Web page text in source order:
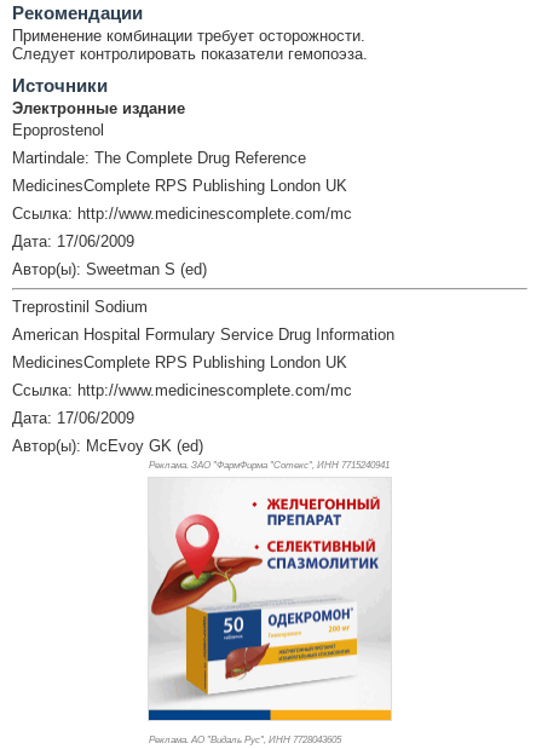
Рекомендации
Применение комбинации требует осторожности.
Следует контролировать показатели гемопоэза.
Источники
Электронные издание
Epoprostenol
Martindale: The Complete Drug Reference
MedicinesComplete RPS Publishing London UK
Ссылка: http://www.medicinescomplete.com/mc
Дата: 17/06/2009
Автор(ы): Sweetman S (ed)
Treprostinil Sodium
American Hospital Formulary Service Drug Information
MedicinesComplete RPS Publishing London UK
Ссылка: http://www.medicinescomplete.com/mc
Дата: 17/06/2009
Автор(ы): McEvoy GK (ed)
Реклама. ЗАО "ФармФирма "Сотекс", ИНН 7715240941
Реклама. АО "Видаль Рус", ИНН 7728043605